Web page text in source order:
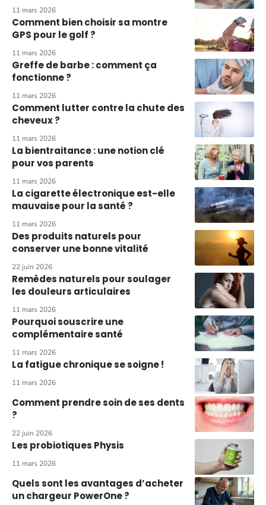
11 mars 2026
Comment bien choisir sa montre
GPS pour le golf ?
11 mars 2026
Greffe de barbe : comment ça
fonctionne ?
11 mars 2026
Comment lutter contre la chute des
cheveux ?
11 mars 2026
La bientraitance : une notion clé
pour vos parents
11 mars 2026
La cigarette électronique est-elle
mauvaise pour la santé ?
11 mars 2026
Des produits naturels pour
conserver une bonne vitalité
22 juin 2026
Remèdes naturels pour soulager
les douleurs articulaires
11 mars 2026
Pourquoi souscrire une
complémentaire santé
11 mars 2026
La fatigue chronique se soigne !
11 mars 2026
Comment prendre soin de ses dents
?
22 juin 2026
Les probiotiques Physis
11 mars 2026
Quels sont les avantages d’acheter
un chargeur PowerOne ?